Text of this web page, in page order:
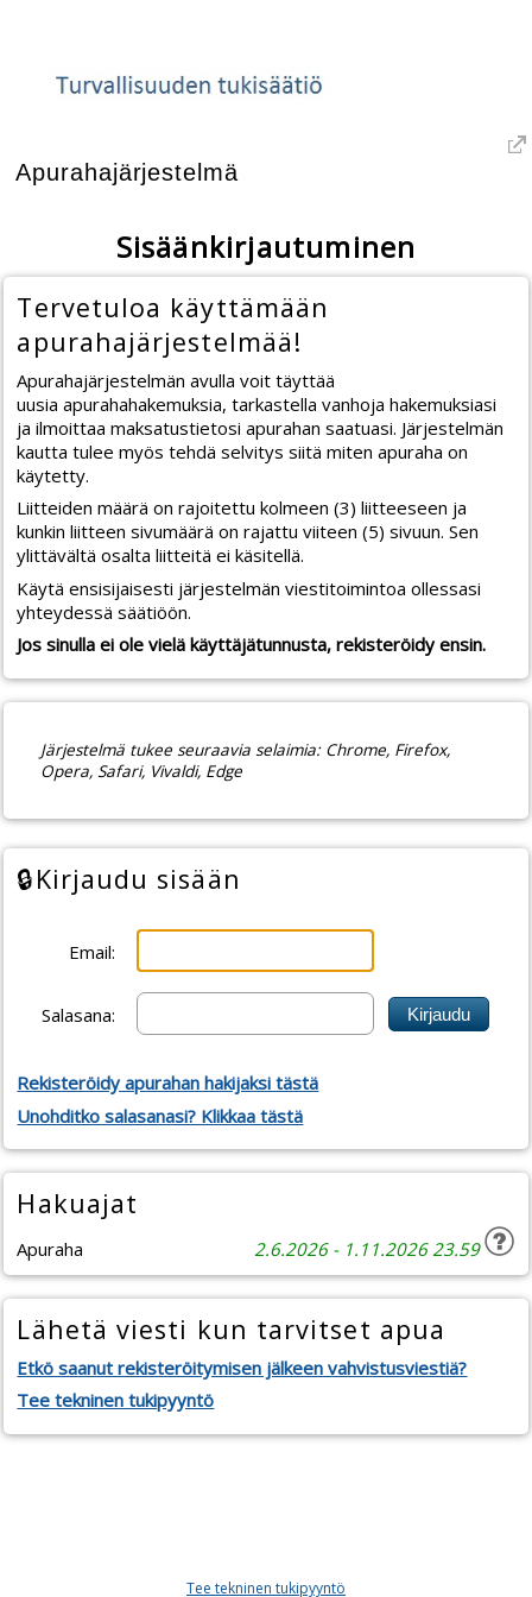
Apurahajärjestelmä
Sisäänkirjautuminen
Tervetuloa käyttämään
apurahajärjestelmää!
Apurahajärjestelmän avulla voit täyttää
uusia apurahahakemuksia, tarkastella vanhoja hakemuksiasi
ja ilmoittaa maksatustietosi apurahan saatuasi. Järjestelmän
kautta tulee myös tehdä selvitys siitä miten apuraha on
käytetty.
Liitteiden määrä on rajoitettu kolmeen (3) liitteeseen ja
kunkin liitteen sivumäärä on rajattu viiteen (5) sivuun. Sen
ylittävältä osalta liitteitä ei käsitellä.
Käytä ensisijaisesti järjestelmän viestitoimintoa ollessasi
yhteydessä säätiöön.
Jos sinulla ei ole vielä käyttäjätunnusta, rekisteröidy ensin.
Järjestelmä tukee seuraavia selaimia: Chrome, Firefox,
Opera, Safari, Vivaldi, Edge
🔒Kirjaudu sisään
Email:
Salasana:
Rekisteröidy apurahan hakijaksi tästä
Unohditko salasanasi? Klikkaa tästä
Hakuajat
Apuraha 2.6.2026 - 1.11.2026 23.59
Lähetä viesti kun tarvitset apua
Etkö saanut rekisteröitymisen jälkeen vahvistusviestiä?
Tee tekninen tukipyyntö
Tee tekninen tukipyyntö